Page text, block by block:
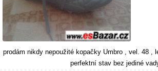
prodám nikdy nepoužité kopačky Umbro , vel. 48 ,
perfektní stav bez jediné